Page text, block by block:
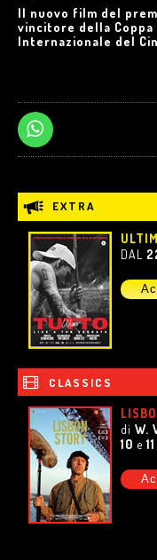
Il nuovo film del
vincitore della Coppa
Internazionale del
EXTRA
DAL
CLASSICS
LISBON
diW. Wenders
10e11AGOSTO
Acquista